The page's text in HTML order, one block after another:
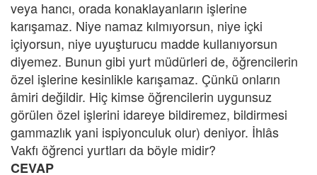
veya hancı, orada konaklayanların işlerine
karışamaz. Niye namaz kılmıyorsun, niye içki
içiyorsun, niye uyuşturucu madde kullanıyorsun
diyemez. Bunun gibi yurt müdürleri de, öğrencilerin
özel işlerine kesinlikle karışamaz. Çünkü onların
âmiri değildir. Hiç kimse öğrencilerin uygunsuz
görülen özel işlerini idareye bildiremez, bildirmesi
gammazlık yani ispiyonculuk olur) deniyor. İhlâs
Vakfı öğrenci yurtları da böyle midir?
CEVAP